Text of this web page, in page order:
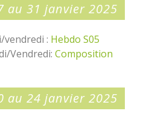
au 31 janvier 2025
: Hebdo S05
Vendredi: Composition
au 24 janvier 2025